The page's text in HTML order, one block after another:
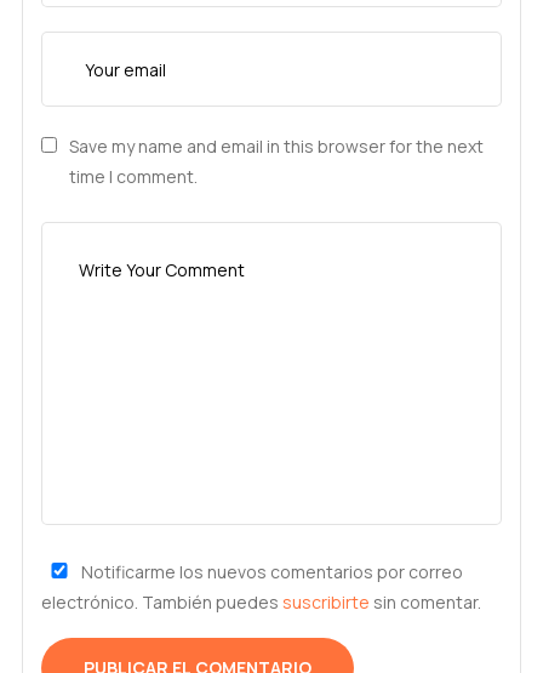
Save my name and email in this browser for the next
time I comment.
Notificarme los nuevos comentarios por correo
electrónico. También puedes suscribirte sin comentar.